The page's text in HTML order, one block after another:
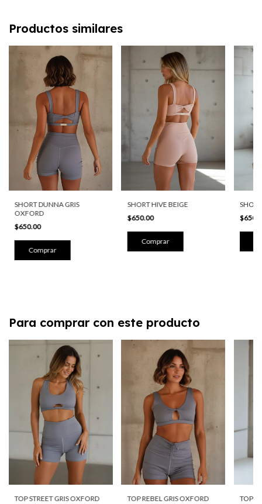
Productos similares
SHORT DUNNA GRIS
OXFORD
$650.00
Comprar
SHORT HIVE BEIGE
$650.00
Comprar
Para comprar con este producto
TOP STREET GRIS OXFORD
TOP REBEL GRIS OXFORD
TOP